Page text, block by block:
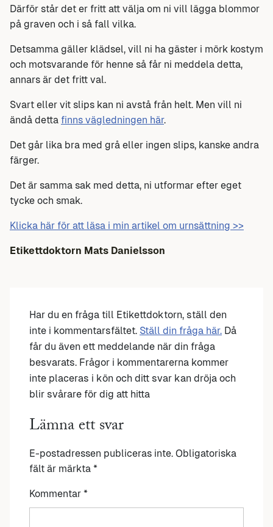
Därför står det er fritt att välja om ni vill lägga blommor
på graven och i så fall vilka.
Detsamma gäller klädsel, vill ni ha gäster i mörk kostym
och motsvarande för henne så får ni meddela detta,
annars är det fritt val.
Svart eller vit slips kan ni avstå från helt. Men vill ni
ändå detta finns vägledningen här.
Det går lika bra med grå eller ingen slips, kanske andra
färger.
Det är samma sak med detta, ni utformar efter eget
tycke och smak.
Klicka här för att läsa i min artikel om urnsättning >>
Etikettdoktorn Mats Danielsson
Har du en fråga till Etikettdoktorn, ställ den
inte i kommentarsfältet. Ställ din fråga här. Då
får du även ett meddelande när din fråga
besvarats. Frågor i kommentarerna kommer
inte placeras i kön och ditt svar kan dröja och
blir svårare för dig att hitta
Lämna ett svar
E-postadressen publiceras inte. Obligatoriska
fält är märkta *
Kommentar *